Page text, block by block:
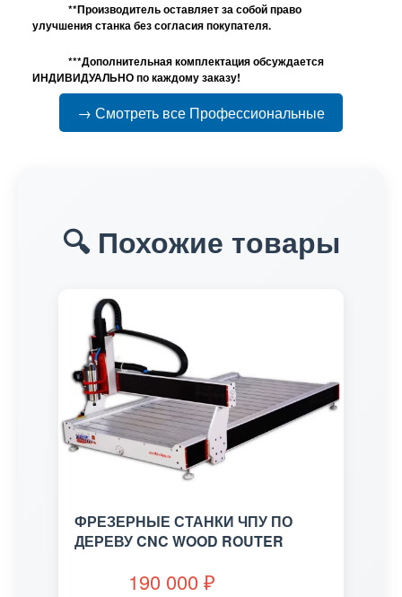
**Производитель оставляет за собой право
улучшения станка без согласия покупателя.
***Дополнительная комплектация обсуждается
ИНДИВИДУАЛЬНО по каждому заказу!
→ Смотреть все Профессиональные
🔍 Похожие товары
ФРЕЗЕРНЫЕ СТАНКИ ЧПУ ПО
ДЕРЕВУ CNC WOOD ROUTER
190 000 ₽